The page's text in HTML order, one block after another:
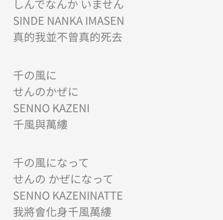
しんでなんか いません
SINDE NANKA IMASEN
真的我並不曾真的死去
千の風に
せんのかぜに
SENNO KAZENI
千風與萬縷
千の風になって
せんの かぜになって
SENNO KAZENINATTE
我將會化身千風萬縷